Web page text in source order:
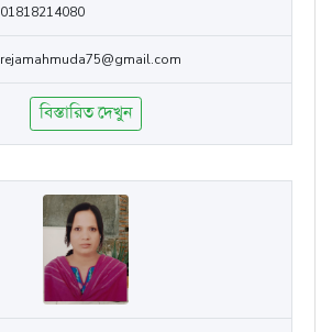
01818214080
rejamahmuda75@gmail.com
বিস্তারিত দেখুন